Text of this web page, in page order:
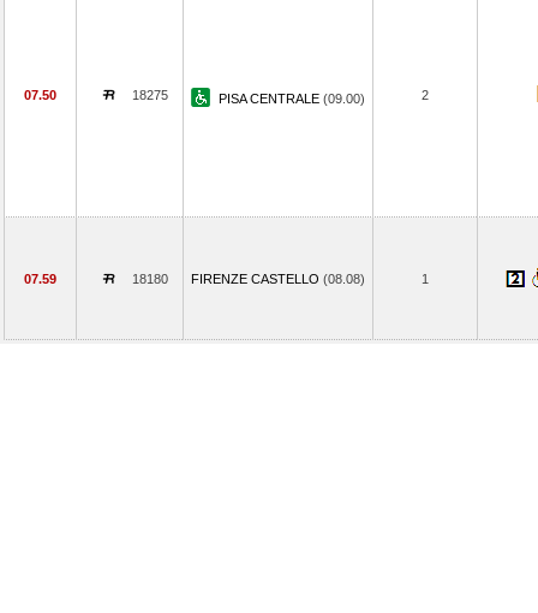
07.50 18275 PISA CENTRALE (09.00) 2
07.59 18180 FIRENZE CASTELLO (08.08) 1